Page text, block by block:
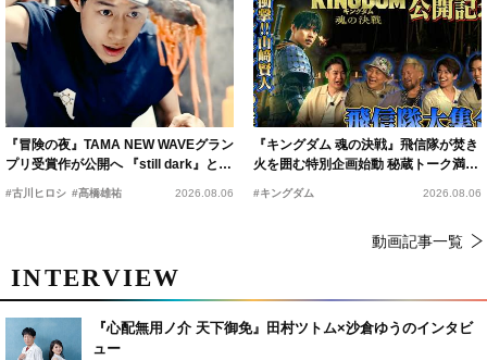
『冒険の夜』TAMA NEW WAVEグラン
プリ受賞作が公開へ 『still dark』と同
時上映決定
#古川ヒロシ #髙橋雄祐 2026.08.06
『キングダム 魂の決戦』飛信隊が焚き
火を囲む特別企画始動 秘蔵トーク満載
の“キングダムキャンプ”開催
#キングダム 2026.08.06
動画記事一覧
INTERVIEW
『心配無用ノ介 天下御免』田村ツトム×沙倉ゆうのインタビ
ュー